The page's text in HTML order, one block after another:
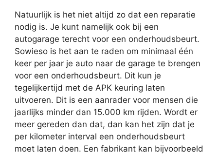
Natuurlijk is het niet altijd zo dat een reparatie
nodig is. Je kunt namelijk ook bij een
autogarage terecht voor een onderhoudsbeurt.
Sowieso is het aan te raden om minimaal één
keer per jaar je auto naar de garage te brengen
voor een onderhoudsbeurt. Dit kun je
tegelijkertijd met de APK keuring laten
uitvoeren. Dit is een aanrader voor mensen die
jaarlijks minder dan 15.000 km rijden. Wordt er
meer gereden dan dat, dan kan het zijn dat je
per kilometer interval een onderhoudsbeurt
moet laten doen. Een fabrikant kan bijvoorbeeld